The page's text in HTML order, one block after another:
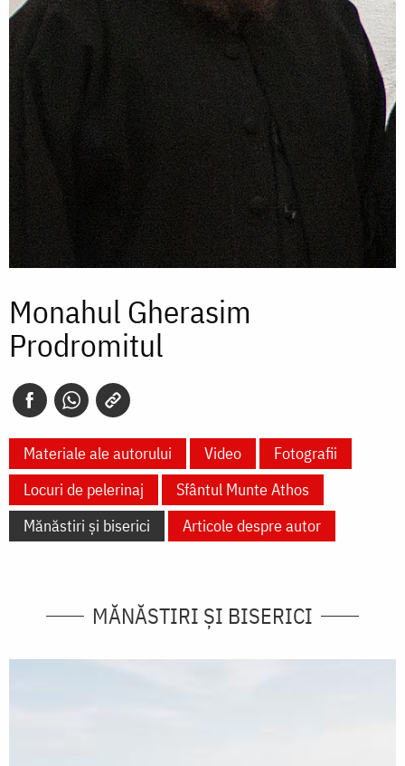
Monahul Gherasim
Prodromitul
Materiale ale autorului Video
Fotografii
Locuri de pelerinaj
Sfântul Munte Athos
Mănăstiri și biserici
Articole despre autor
MĂNĂSTIRI ȘI BISERICI